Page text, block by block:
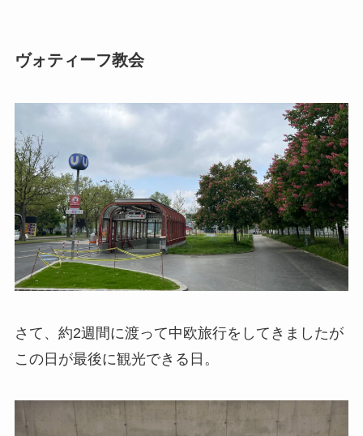
ヴォティーフ教会
さて、約2週間に渡って中欧旅行をしてきましたが
この日が最後に観光できる日。